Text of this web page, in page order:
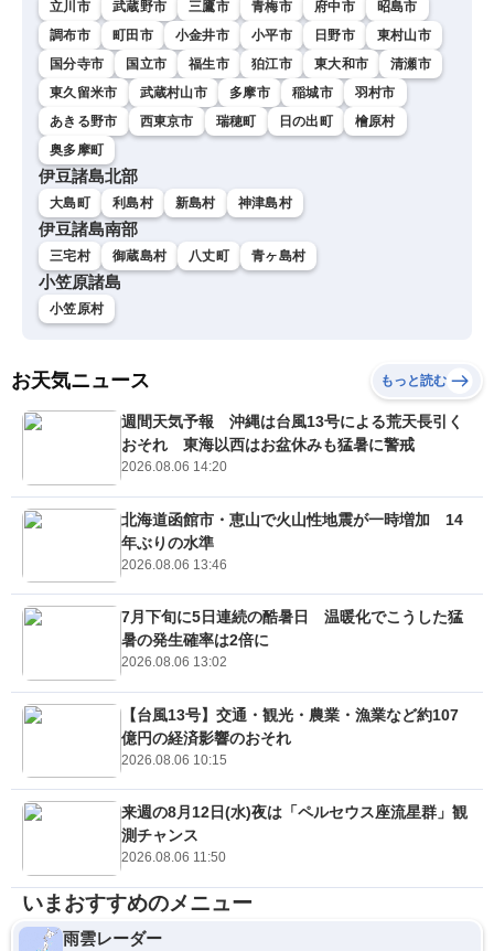
立川市 武蔵野市 三鷹市 青梅市 府中市
昭島市
調布市
町田市 小金井市 小平市 日野市
東村山市
国分寺市
国立市 福生市 狛江市 東大和市
清瀬市
東久留米市
武蔵村山市 多摩市 稲城市
羽村市
あきる野市
西東京市 瑞穂町 日の出町
檜原村
奥多摩町
伊豆諸島北部
大島町 利島村 新島村 神津島村
伊豆諸島南部
三宅村 御蔵島村 八丈町 青ヶ島村
小笠原諸島
小笠原村
お天気ニュース もっと読む
週間天気予報 沖縄は台風13号による荒天長引く
おそれ 東海以西はお盆休みも猛暑に警戒
2026.08.06 14:20
北海道函館市・恵山で火山性地震が一時増加 14
年ぶりの水準
2026.08.06 13:46
7月下旬に5日連続の酷暑日 温暖化でこうした猛
暑の発生確率は2倍に
2026.08.06 13:02
【台風13号】交通・観光・農業・漁業など約107
億円の経済影響のおそれ
2026.08.06 10:15
来週の8月12日(水)夜は「ペルセウス座流星群」観
測チャンス
2026.08.06 11:50
いまおすすめのメニュー
雨雲レーダー